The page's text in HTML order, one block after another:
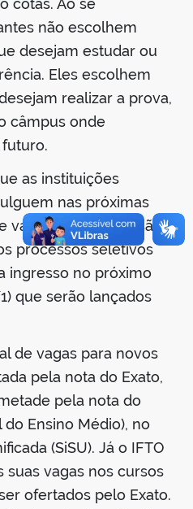
cotas. Ao se
não escolhem
desejam estudar ou
Eles escolhem
realizar a prova,
câmpus onde
as instituições
nas próximas
vagas com a previsão
processos seletivos
ingresso no próximo
que serão lançados
de vagas para novos
pela nota do Exato,
pela nota do
Ensino Médio), no
(SiSU). Já o IFTO
suas vagas nos cursos
ofertados pelo Exato.